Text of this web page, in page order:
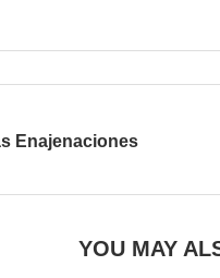
Enajenaciones
YOU MAY